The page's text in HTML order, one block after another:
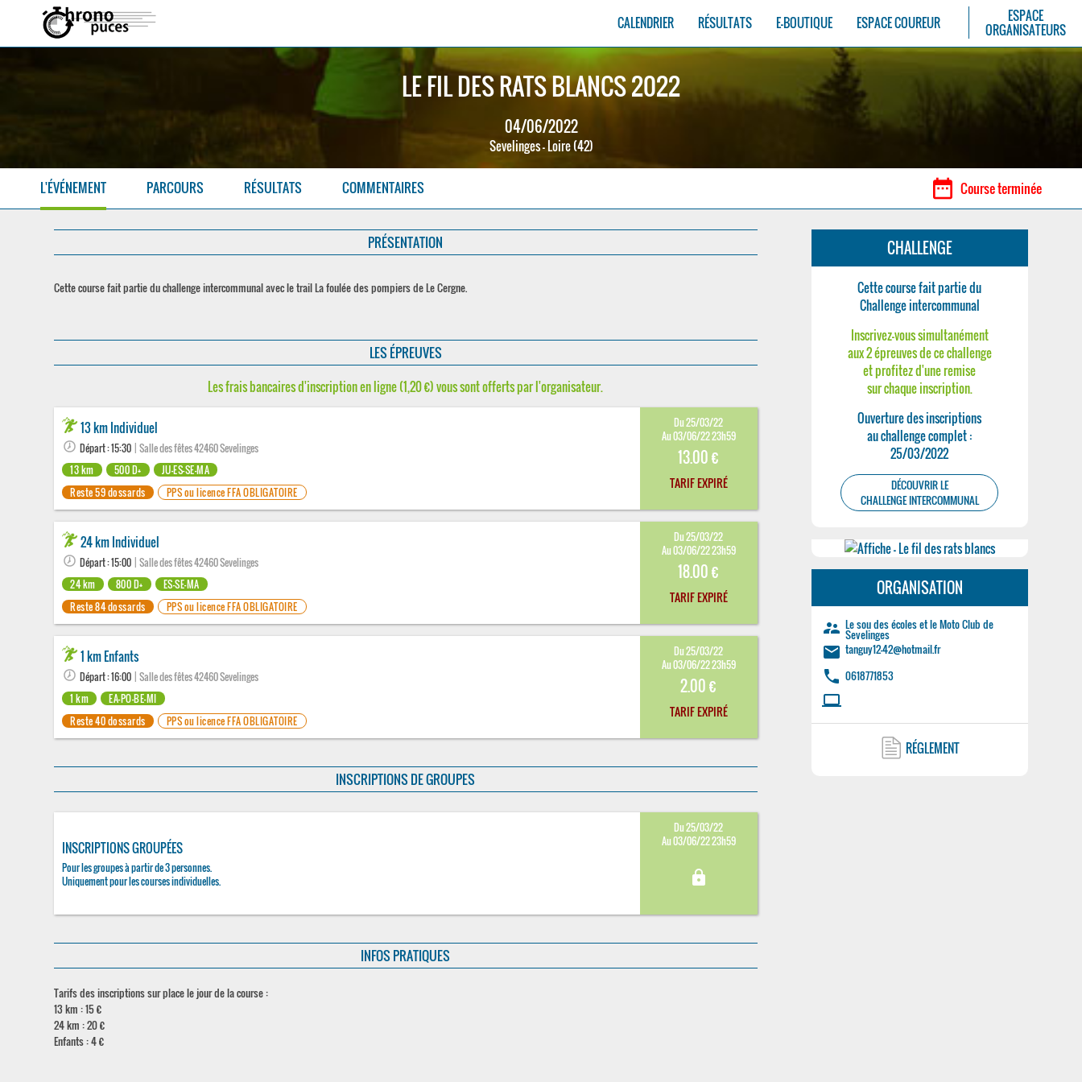
CALENDRIER RÉSULTATS E-BOUTIQUE ESPACE COUREUR
ESPACE
ORGANISATEURS
LE FIL DES RATS BLANCS 2022
04/06/2022
Sevelinges - Loire (42)
L'ÉVÉNEMENT PARCOURS RÉSULTATS COMMENTAIRES date_range Course terminée
PRÉSENTATION
Cette course fait partie du challenge intercommunal avec le trail La foulée des pompiers de Le Cergne.
LES ÉPREUVES
Les frais bancaires d'inscription en ligne (1,20 €) vous sont offerts par l'organisateur.
13 km Individuel
Départ : 15:30 | Salle des fêtes 42460 Sevelinges
13 km
500 D+
JU-ES-SE-MA
Reste 59 dossards
PPS ou licence FFA OBLIGATOIRE
Du 25/03/22
Au 03/06/22 23h59
13.00 €
TARIF EXPIRÉ
24 km Individuel
Départ : 15:00 | Salle des fêtes 42460 Sevelinges
24 km
800 D+
ES-SE-MA
Reste 84 dossards
PPS ou licence FFA OBLIGATOIRE
Du 25/03/22
Au 03/06/22 23h59
18.00 €
TARIF EXPIRÉ
1 km Enfants
Départ : 16:00 | Salle des fêtes 42460 Sevelinges
1 km
EA-PO-BE-MI
Reste 40 dossards
PPS ou licence FFA OBLIGATOIRE
Du 25/03/22
Au 03/06/22 23h59
2.00 €
TARIF EXPIRÉ
INSCRIPTIONS DE GROUPES
INSCRIPTIONS GROUPÉES
Pour les groupes à partir de 3 personnes.
Uniquement pour les courses individuelles.
Du 25/03/22
Au 03/06/22 23h59
lock
INFOS PRATIQUES
Tarifs des inscriptions sur place le jour de la course :
13 km : 15 €
24 km : 20 €
Enfants : 4 €
CHALLENGE
Cette course fait partie du
Challenge intercommunal
Inscrivez-vous simultanément
aux 2 épreuves de ce challenge
et profitez d'une remise
sur chaque inscription.
Ouverture des inscriptions
au challenge complet :
25/03/2022
DÉCOUVRIR LE
CHALLENGE INTERCOMMUNAL
ORGANISATION
supervisor_account Le sou des écoles et le Moto Club de
Sevelinges
email tanguy12-42@hotmail.fr
phone 0618771853
laptop
RÉGLEMENT